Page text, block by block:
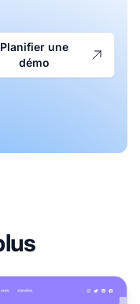
Planifier une
démo